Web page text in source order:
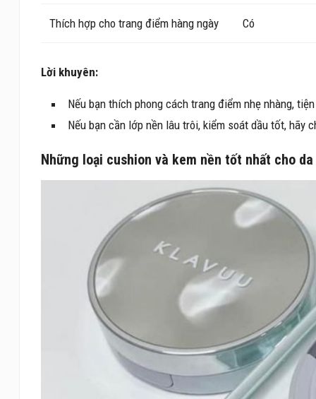
Thích hợp cho trang điểm hàng ngày Có
Lời khuyên:
Nếu bạn thích phong cách trang điểm nhẹ nhàng,
Nếu bạn cần lớp nền lâu trôi, kiểm soát dầu tốt, hãy
Những loại cushion và kem nền tốt nhất cho da